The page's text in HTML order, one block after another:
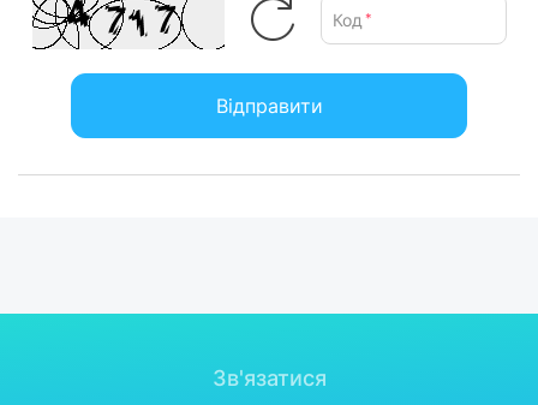
Код *
Відправити
Зв'язатися